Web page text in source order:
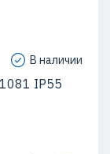
В наличии
IP55